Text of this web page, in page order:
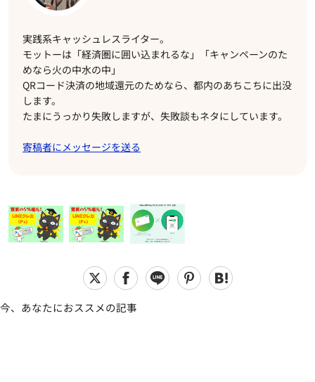
実践系キャッシュレスライター。
モットーは「経済圏に囲い込まれるな」「キャンペーンのた
めなら火の中水の中」
QRコード決済の地域還元のためなら、都内のあちこちに出没
します。
たまにうっかり失敗しますが、失敗談もネタにしています。
寄稿者にメッセージを送る
今、あなたにおススメの記事